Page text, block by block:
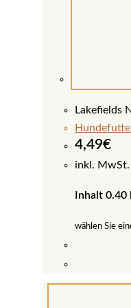
Lakefields
4,49€
inkl. MwSt.
Inhalt 0.40
wählen Sie
Produkt